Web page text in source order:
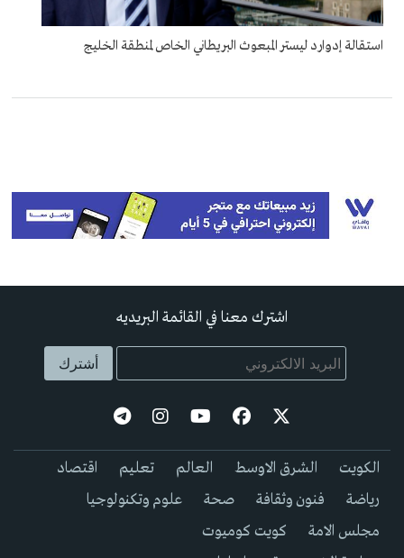
استقالة إدوارد ليستر المبعوث البريطاني الخاص لمنطقة الخليج
اشترك معنا في القائمة البريديه
الكويت الشرق الاوسط العالم تعليم
اقتصاد
رياضة
فنون وثقافة صحة
علوم وتكنولوجيا
مجلس الامة
كويت كوميوت